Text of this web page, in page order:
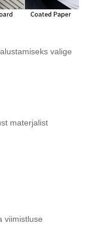
valige
materjalist
viimistluse